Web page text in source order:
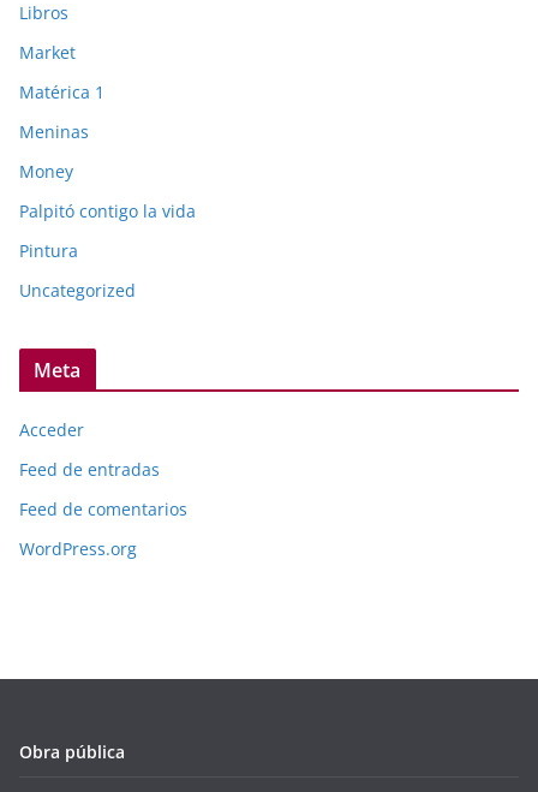
Libros
Market
Matérica 1
Meninas
Money
Palpitó contigo la vida
Pintura
Uncategorized
Meta
Acceder
Feed de entradas
Feed de comentarios
WordPress.org
Obra pública